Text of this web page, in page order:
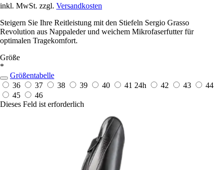
inkl. MwSt. zzgl. Versandkosten
Steigern Sie Ihre Reitleistung mit den Stiefeln Sergio Grasso
Revolution aus Nappaleder und weichem Mikrofaserfutter für
optimalen Tragekomfort.
Größe
*
Größentabelle
36
37 38 39 40 41 24h 42 43
44
45
46
Dieses Feld ist erforderlich